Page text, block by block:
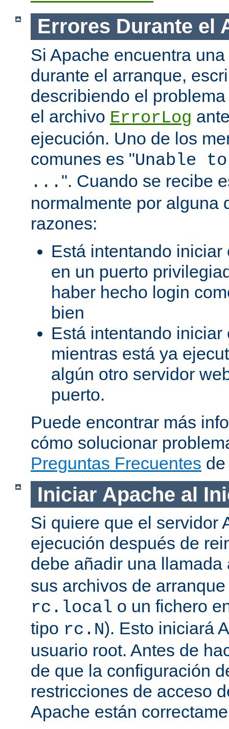
Errores Durante el
Si Apache encuentra
durante el arranque,
describiendo el
el archivo ErrorLog
ejecución. Uno de los
comunes es "Unable
... ". Cuando se recibe
normalmente por alguna
razones:
Está intentando
en un puerto
haber hecho login
bien
Está intentando
mientras está ya
algún otro servidor
puerto.
Puede encontrar más
cómo solucionar
Preguntas Frecuentes
Iniciar Apache al
Si quiere que el servidor
ejecución después de
debe añadir una
sus archivos de
rc.local o un fichero
tipo rc.N). Esto iniciará
usuario root. Antes de
de que la configuración
restricciones de acceso
Apache están